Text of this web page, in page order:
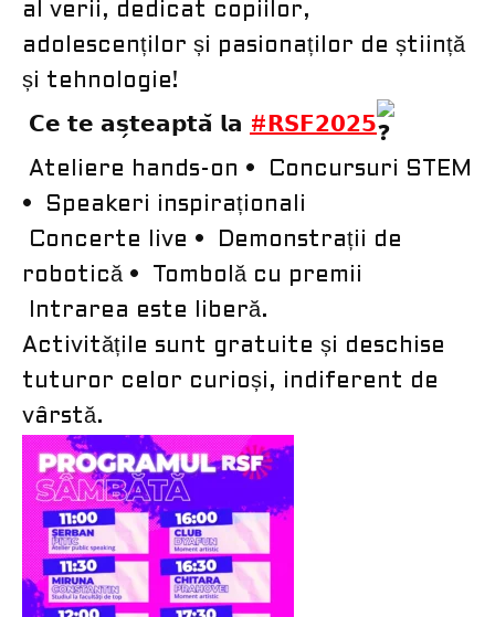
al verii, dedicat copiilor,
adolescenților și pasionaților de știință
și tehnologie!
𝗖𝗲 𝘁𝗲 𝗮𝘀̗𝘁𝗲𝗮𝗽𝘁𝗮̆ 𝗹𝗮 #𝗥𝗦𝗙𝟮𝟬𝟮𝟱
Ateliere hands-on • Concursuri STEM
• Speakeri inspiraționali
Concerte live • Demonstrații de
robotică • Tombolă cu premii
Intrarea este liberă.
Activitățile sunt gratuite și deschise
tuturor celor curioși, indiferent de
vârstă.